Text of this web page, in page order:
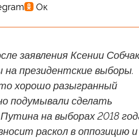
заявления Ксении
президентские выборы.
хорошо разыгранный
подумывали сделать
на выборах 2018
раскол в оппозицию и